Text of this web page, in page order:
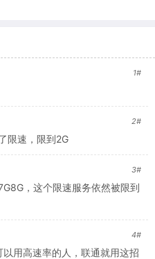
1#
2#
限速，限到2G
3#
，这个限速服务依然被限到
4#
用高速率的人，联通就用这招